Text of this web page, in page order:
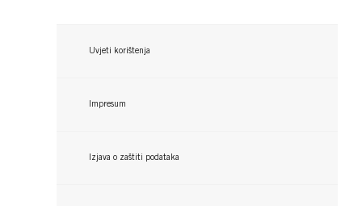
Uvjeti korištenja
Impresum
Izjava o zaštiti podataka